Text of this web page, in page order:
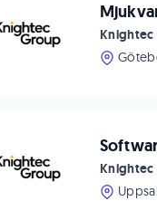
Knightec
Knightec